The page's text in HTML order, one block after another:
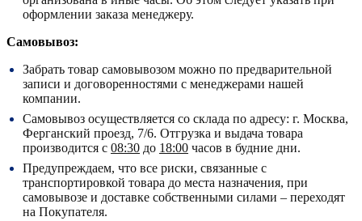
оформлении заказа менеджеру.
Самовывоз:
Забрать товар самовывозом можно по предварительной
записи и договоренностями с менеджерами нашей
компании.
Самовывоз осуществляется со склада по адресу: г. Москва,
Ферганский проезд, 7/6. Отгрузка и выдача товара
производится с 08:30 до 18:00 часов в будние дни.
Предупреждаем, что все риски, связанные с
транспортировкой товара до места назначения, при
самовывозе и доставке собственными силами – переходят
на Покупателя.